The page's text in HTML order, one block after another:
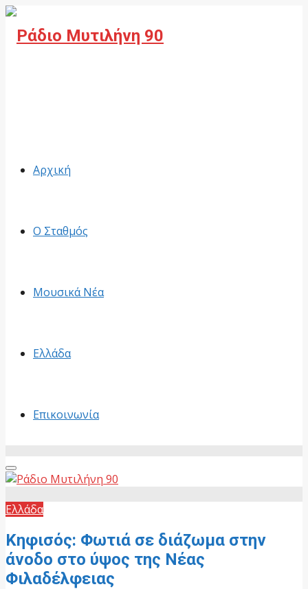
Αρχική
Ο Σταθμός
Μουσικά Νέα
Ελλάδα
Επικοινωνία
Primary
Menu
Ελλάδα
Κηφισός: Φωτιά σε διάζωμα στην
άνοδο στο ύψος της Νέας
Φιλαδέλφειας